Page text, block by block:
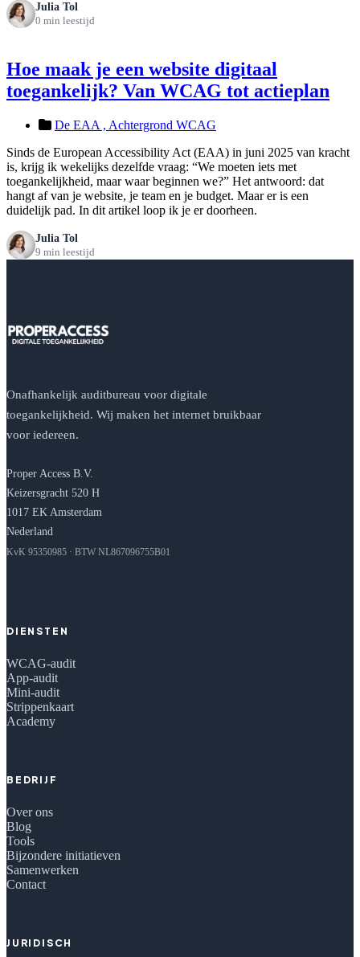
Julia Tol
0 min leestijd
Hoe maak je een website digitaal
toegankelijk? Van WCAG tot actieplan
De EAA , Achtergrond WCAG
Sinds de European Accessibility Act (EAA) in juni 2025 van kracht
is, krijg ik wekelijks dezelfde vraag: “We moeten iets met
toegankelijkheid, maar waar beginnen we?” Het antwoord: dat
hangt af van je website, je team en je budget. Maar er is een
duidelijk pad. In dit artikel loop ik je er doorheen.
Julia Tol
9 min leestijd
Onafhankelijk auditbureau voor digitale
toegankelijkheid. Wij maken het internet bruikbaar
voor iedereen.
Proper Access B.V.
Keizersgracht 520 H
1017 EK Amsterdam
Nederland
KvK 95350985 · BTW NL867096755B01
DIENSTEN
WCAG-audit
App-audit
Mini-audit
Strippenkaart
Academy
BEDRIJF
Over ons
Blog
Tools
Bijzondere initiatieven
Samenwerken
Contact
JURIDISCH